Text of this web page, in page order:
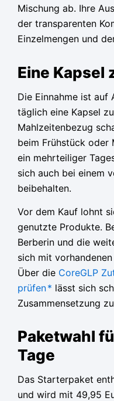
Mischung ab. Ihre
der transparenten
Einzelmengen und
Eine Kapsel
Die Einnahme ist
täglich eine Kapsel
Mahlzeitenbezug
beim Frühstück oder
ein mehrteiliger
sich auch bei einem
beibehalten.
Vor dem Kauf lohnt
genutzte Produkte.
Berberin und die
sich mit
Über die CoreGLP
prüfen* lässt sich
Zusammensetzung
Paketwahl
Tage
Das Starterpaket
und wird mit 49,95